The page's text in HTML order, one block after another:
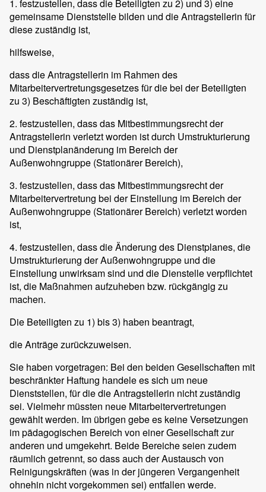
1. festzustellen, dass die Beteiligten zu 2) und 3) eine
gemeinsame Dienststelle bilden und die Antragstellerin für
diese zuständig ist,
hilfsweise,
dass die Antragstellerin im Rahmen des
Mitarbeitervertretungsgesetzes für die bei der Beteiligten
zu 3) Beschäftigten zuständig ist,
2. festzustellen, dass das Mitbestimmungsrecht der
Antragstellerin verletzt worden ist durch Umstrukturierung
und Dienstplanänderung im Bereich der
Außenwohngruppe (Stationärer Bereich),
3. festzustellen, dass das Mitbestimmungsrecht der
Mitarbeitervertretung bei der Einstellung im Bereich der
Außenwohngruppe (Stationärer Bereich) verletzt worden
ist,
4. festzustellen, dass die Änderung des Dienstplanes, die
Umstrukturierung der Außenwohngruppe und die
Einstellung unwirksam sind und die Dienstelle verpflichtet
ist, die Maßnahmen aufzuheben bzw. rückgängig zu
machen.
Die Beteiligten zu 1) bis 3) haben beantragt,
die Anträge zurückzuweisen.
Sie haben vorgetragen: Bei den beiden Gesellschaften mit
beschränkter Haftung handele es sich um neue
Dienststellen, für die die Antragstellerin nicht zuständig
sei. Vielmehr müssten neue Mitarbeitervertretungen
gewählt werden. Im übrigen gebe es keine Versetzungen
im pädagogischen Bereich von einer Gesellschaft zur
anderen und umgekehrt. Beide Bereiche seien zudem
räumlich getrennt, so dass auch der Austausch von
Reinigungskräften (was in der jüngeren Vergangenheit
ohnehin nicht vorgekommen sei) entfallen werde.